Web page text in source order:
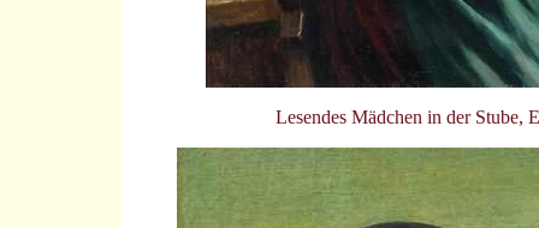
Lesendes Mädchen in der Stube,